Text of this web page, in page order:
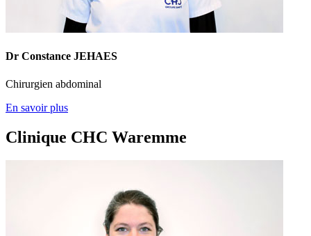
Dr Constance JEHAES
Chirurgien abdominal
En savoir plus
Clinique CHC Waremme